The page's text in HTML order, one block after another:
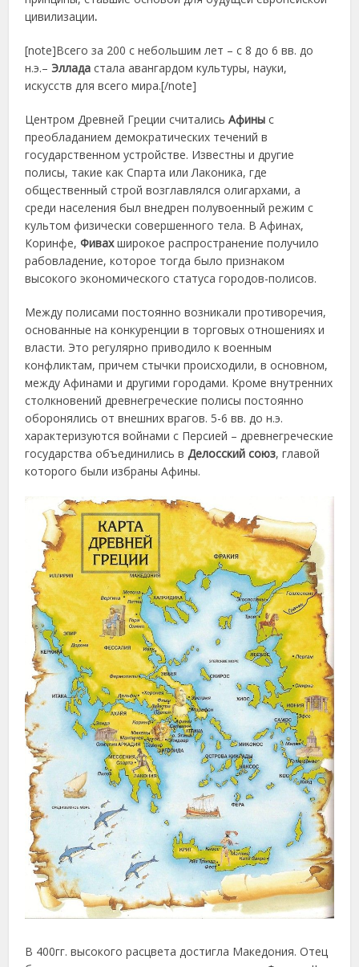
цивилизации.
[note]Всего за 200 с небольшим лет – с 8 до 6 вв. до
н.э.–Эллада стала авангардом культуры, науки,
искусств для всего мира.[/note]
Центром Древней Греции считалисьАфины с
преобладанием демократических течений в
государственном устройстве. Известны и другие
полисы, такие как Спарта или Лаконика, где
общественный строй возглавлялся олигархами, а
среди населения был внедрен полувоенный режим с
культом физически совершенного тела. В Афинах,
Коринфе, Фивахширокое распространение получило
рабовладение, которое тогда было признаком
высокого экономического статуса городов-полисов.
Между полисами постоянно возникали противоречия,
основанные на конкуренции в торговых отношениях и
власти. Это регулярно приводило к военным
конфликтам, причем стычки происходили, в основном,
между Афинами и другими городами. Кроме внутренних
столкновений древнегреческие полисы постоянно
оборонялись от внешних врагов. 5-6 вв. до н.э.
характеризуются войнами с Персией – древнегреческие
государства объединились вДелосский союз, главой
которого были избраны Афины.
В 400гг. высокого расцвета достигла Македония. Отец